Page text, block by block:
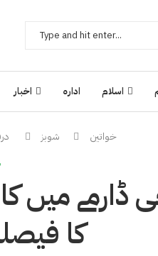
اخبار ادارہ اسلام
خواتین شوبز
ڈارمے میں
کا